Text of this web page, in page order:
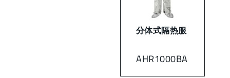
AHR1000BA
分体式隔热服